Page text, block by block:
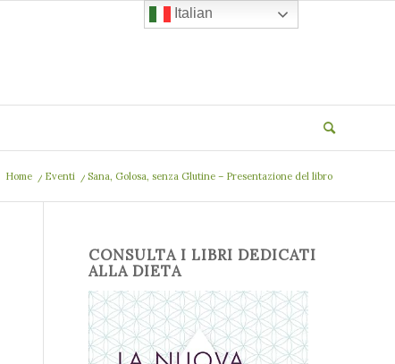
Home / Eventi / Sana, Golosa, senza Glutine – Presentazione del libro
CONSULTA I LIBRI DEDICATI
ALLA DIETA
Italian